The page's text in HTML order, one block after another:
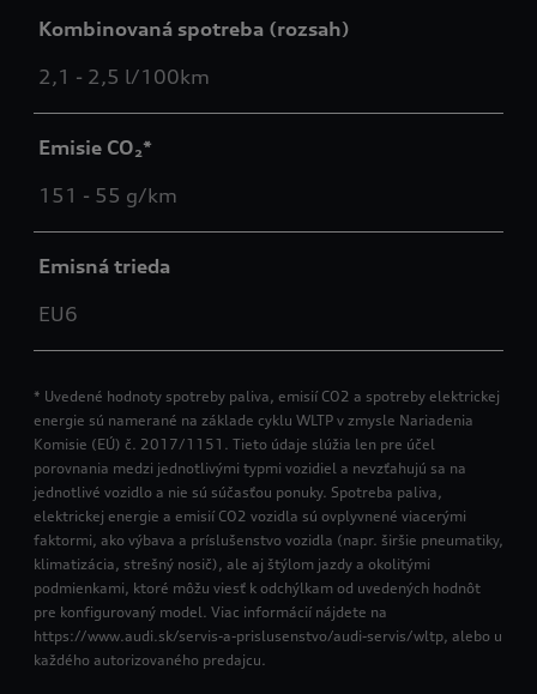
Kombinovaná spotreba (rozsah)
2,1 - 2,5 l/100km
Emisie CO₂*
151 - 55 g/km
Emisná trieda
EU6
* Uvedené hodnoty spotreby paliva, emisií CO2 a spotreby elektrickej
energie sú namerané na základe cyklu WLTP v zmysle Nariadenia
Komisie (EÚ) č. 2017/1151. Tieto údaje slúžia len pre účel
porovnania medzi jednotlivými typmi vozidiel a nevzťahujú sa na
jednotlivé vozidlo a nie sú súčasťou ponuky. Spotreba paliva,
elektrickej energie a emisií CO2 vozidla sú ovplyvnené viacerými
faktormi, ako výbava a príslušenstvo vozidla (napr. širšie pneumatiky,
klimatizácia, strešný nosič), ale aj štýlom jazdy a okolitými
podmienkami, ktoré môžu viesť k odchýlkam od uvedených hodnôt
pre konfigurovaný model. Viac informácií nájdete na
https://www.audi.sk/servis-a-prislusenstvo/audi-servis/wltp, alebo u
každého autorizovaného predajcu.